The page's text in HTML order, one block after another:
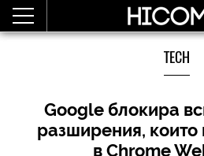
TECH
Google блокира
разширения, които
в Chrome